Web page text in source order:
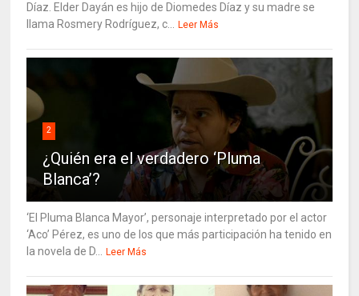
Díaz. Elder Dayán es hijo de Diomedes Díaz y su madre se
llama Rosmery Rodríguez, c...
Leer Más
2
¿Quién era el verdadero ‘Pluma
Blanca’?
‘El Pluma Blanca Mayor’, personaje interpretado por el actor
‘Aco’ Pérez, es uno de los que más participación ha tenido en
la novela de D...
Leer Más